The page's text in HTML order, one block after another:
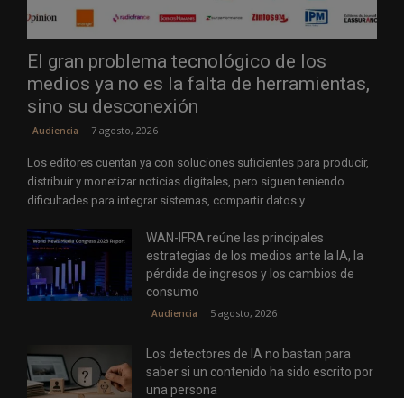
El gran problema tecnológico de los
medios ya no es la falta de herramientas,
sino su desconexión
Audiencia 7 agosto, 2026
Los editores cuentan ya con soluciones suficientes para producir,
distribuir y monetizar noticias digitales, pero siguen teniendo
dificultades para integrar sistemas, compartir datos y...
WAN-IFRA reúne las principales
estrategias de los medios ante la IA, la
pérdida de ingresos y los cambios de
consumo
Audiencia 5 agosto, 2026
Los detectores de IA no bastan para
saber si un contenido ha sido escrito por
una persona